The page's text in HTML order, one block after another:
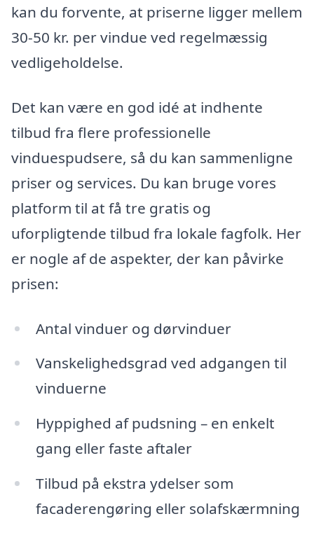
kan du forvente, at priserne ligger mellem
30-50 kr. per vindue ved regelmæssig
vedligeholdelse.
Det kan være en god idé at indhente
tilbud fra flere professionelle
vinduespudsere, så du kan sammenligne
priser og services. Du kan bruge vores
platform til at få tre gratis og
uforpligtende tilbud fra lokale fagfolk. Her
er nogle af de aspekter, der kan påvirke
prisen:
Antal vinduer og dørvinduer
Vanskelighedsgrad ved adgangen til
vinduerne
Hyppighed af pudsning – en enkelt
gang eller faste aftaler
Tilbud på ekstra ydelser som
facaderengøring eller solafskærmning